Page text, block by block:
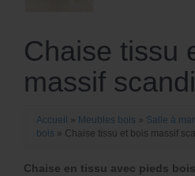
Chaise tissu
massif
Accueil » Meubles bois » Salle à
bois » Chaise tissu et bois massif
Chaise en tissu avec pieds